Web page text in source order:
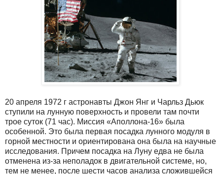
20 апреля 1972 г астронавты Джон Янг и Чарльз Дьюк
ступили на лунную поверхность и провели там почти
трое суток (71 час). Миссия «Аполлона-16» была
особенной. Это была первая посадка лунного модуля в
горной местности и ориентирована она была на научные
исследования. Причем посадка на Луну едва не была
отменена из-за неполадок в двигательной системе, но,
тем не менее, после шести часов анализа сложившейся